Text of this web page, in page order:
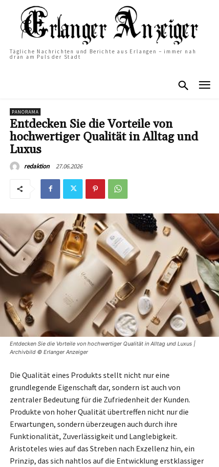
Tägliche Nachrichten und Berichte aus Erlangen – immer nah
dran am Puls der Stadt
PANORAMA
Entdecken Sie die Vorteile von
hochwertiger Qualität in Alltag und
Luxus
redaktion 27.06.2026
Entdecken Sie die Vorteile von hochwertiger Qualität in Alltag und Luxus |
Archivbild © Erlanger Anzeiger
Die Qualität eines Produkts stellt nicht nur eine
grundlegende Eigenschaft dar, sondern ist auch von
zentraler Bedeutung für die Zufriedenheit der Kunden.
Produkte von hoher Qualität übertreffen nicht nur die
Erwartungen, sondern überzeugen auch durch ihre
Funktionalität, Zuverlässigkeit und Langlebigkeit.
Aristoteles wies auf das Streben nach Exzellenz hin, ein
Prinzip, das sich nahtlos auf die Entwicklung erstklassiger